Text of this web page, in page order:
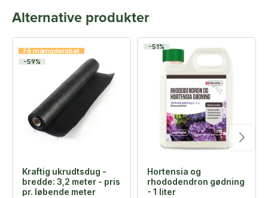
Alternative produkter
Få mængderabat
-59%
Kraftig ukrudtsdug -
bredde: 3,2 meter - pris
pr. løbende meter
-51%
Hortensia og
rhododendron gødning
- 1 liter